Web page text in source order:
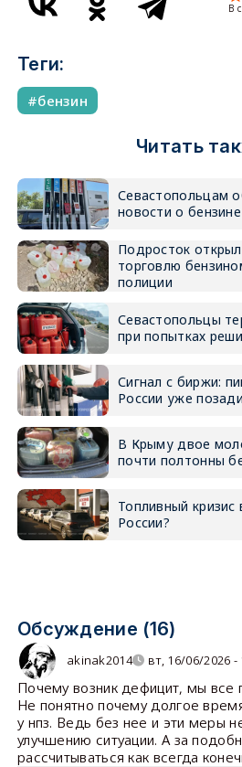
В
Теги:
бензин
Читать
Севастопольцам
новости о
Подросток
торговлю
полиции
Севастопольцы
при попытках
Сигнал с биржи:
России уже
В Крыму двое
почти полтонны
Топливный
России?
Обсуждение (16)
akinak2014 вт, 16/06/2026 -
Почему возник дефицит, мы все
Не понятно почему долгое
у нпз. Ведь без нее и эти меры
улучшению ситуации. А за
рассчитываться как всегда